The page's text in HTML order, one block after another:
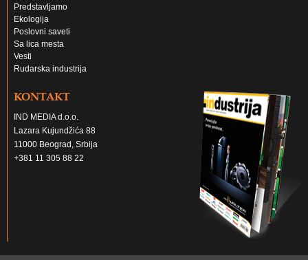
Predstavljamo
Ekologija
Poslovni saveti
Sa lica mesta
Vesti
Rudarska industrija
KONTAKT
IND MEDIA d.o.o.
Lazara Kujundžića 88
11000 Beograd, Srbija
+381 11 305 88 22